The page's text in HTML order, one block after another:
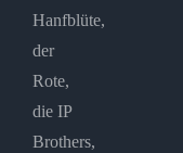
Hanfblüte,
der
Rote,
die IP
Brothers,